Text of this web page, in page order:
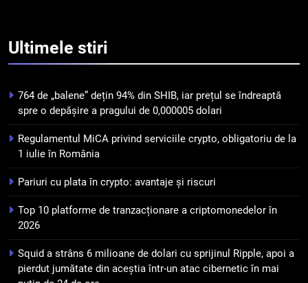
pierdut jumătate din aceștia
puțin de 24 de ore
6
Banii digitali și arhitectura
încrederii: O nouă viziune asupra
7
WhiteBIT și FC Barcelona
pentru a stimula implicarea
fanilor și inovarea în domeniul
STIRI
Ultimele stiri
764 de „balene” dețin 94% din SHIB, iar prețul se îndreaptă
spre o depășire a pragului de 0,000005 dolari
Regulamentul MiCA privind serviciile crypto, obligatoriu de la
1 iulie în România
Pariuri cu plata în crypto: avantaje și riscuri
Top 10 platforme de tranzacționare a criptomonedelor în
2026
Squid a strâns 6 milioane de dolari cu sprijinul Ripple, apoi a
pierdut jumătate din aceștia într-un atac cibernetic în mai